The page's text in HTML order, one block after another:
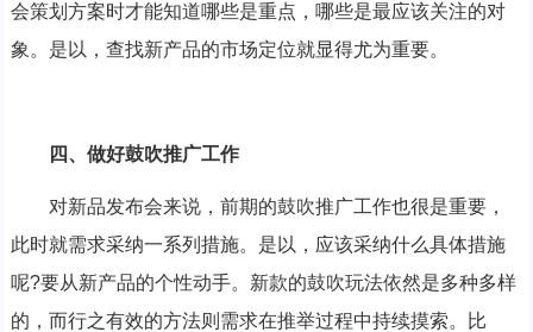
会策划方案时才能知道哪些是重点，哪些是最应该关注的对
象。是以，查找新产品的市场定位就显得尤为重要。
四、做好鼓吹推广工作
对新品发布会来说，前期的鼓吹推广工作也很是重要，
此时就需求采纳一系列措施。是以，应该采纳什么具体措施
呢?要从新产品的个性动手。新款的鼓吹玩法依然是多种多样
的，而行之有效的方法则需求在推举过程中持续摸索。比